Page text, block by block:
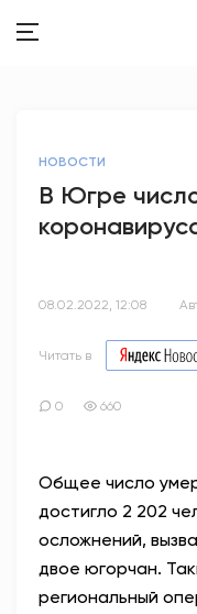
ЭТО
НОВОСТИ
В Югре
08.02.2022, 12:08
Читать в
0 660
Общее число
достигло 2 202
осложнений,
двое югорчан.
региональный